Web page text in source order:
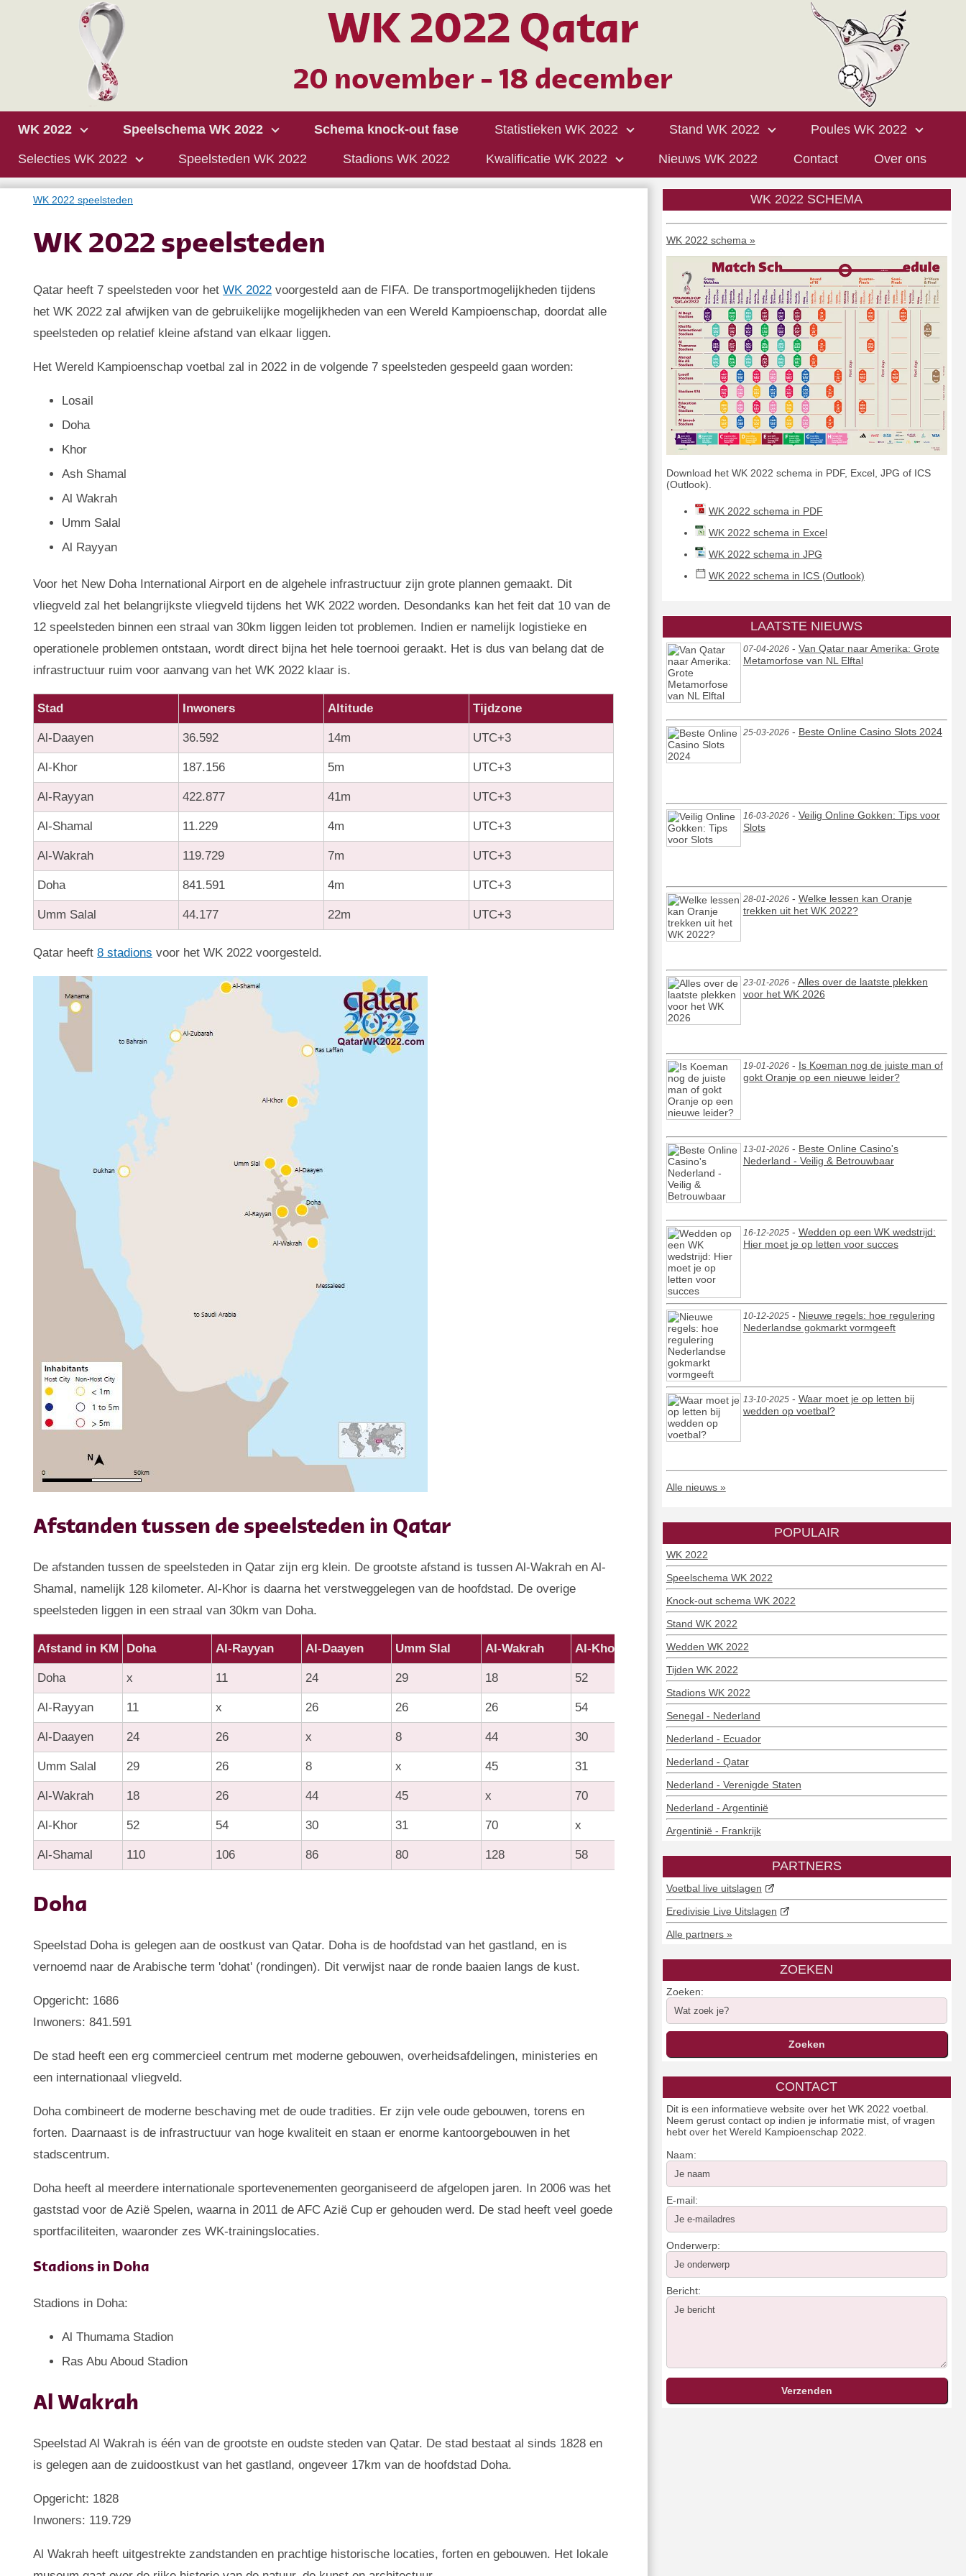
WK 2022 Speelschema WK 2022 Schema knock-out fase Statistieken WK 2022 Stand WK 2022 Poules WK 2022
Selecties WK 2022 Speelsteden WK 2022 Stadions WK 2022 Kwalificatie WK 2022 Nieuws WK 2022 Contact Over ons
WK 2022 speelsteden
WK 2022 speelsteden
Qatar heeft 7 speelsteden voor hetWK 2022 voorgesteld aan de FIFA. De transportmogelijkheden tijdens
het WK 2022 zal afwijken van de gebruikelijke mogelijkheden van een Wereld Kampioenschap, doordat alle
speelsteden op relatief kleine afstand van elkaar liggen.
Het Wereld Kampioenschap voetbal zal in 2022 in de volgende 7 speelsteden gespeeld gaan worden:
Losail
Doha
Khor
Ash Shamal
Al Wakrah
Umm Salal
Al Rayyan
Voor het New Doha International Airport en de algehele infrastructuur zijn grote plannen gemaakt. Dit
vliegveld zal het belangrijkste vliegveld tijdens het WK 2022 worden. Desondanks kan het feit dat 10 van de
12 speelsteden binnen een straal van 30km liggen leiden tot problemen. Indien er namelijk logistieke en
operationele problemen ontstaan, wordt direct bijna het hele toernooi geraakt. Het is dus van belang dat de
infrastructuur ruim voor aanvang van het WK 2022 klaar is.
Stad Inwoners Altitude Tijdzone
Al-Daayen 36.592 14m UTC+3
Al-Khor 187.156 5m UTC+3
Al-Rayyan 422.877 41m UTC+3
Al-Shamal 11.229 4m UTC+3
Al-Wakrah 119.729 7m UTC+3
Doha 841.591 4m UTC+3
Umm Salal 44.177 22m UTC+3
Qatar heeft8 stadions voor het WK 2022 voorgesteld.
Afstanden tussen de speelsteden in Qatar
De afstanden tussen de speelsteden in Qatar zijn erg klein. De grootste afstand is tussen Al-Wakrah en Al-
Shamal, namelijk 128 kilometer. Al-Khor is daarna het verstweggelegen van de hoofdstad. De overige
speelsteden liggen in een straal van 30km van Doha.
Afstand in KM Doha Al-Rayyan Al-Daayen Umm Slal Al-Wakrah Al-Khor Al-Shamal
Doha x 11 24 29 18 52 110
Al-Rayyan 11 x 26 26 26 54 106
Al-Daayen 24 26 x 8 44 30 86
Umm Salal 29 26 8 x 45 31 80
Al-Wakrah 18 26 44 45 x 70 128
Al-Khor 52 54 30 31 70 x 58
Al-Shamal 110 106 86 80 128 58 x
Doha
Speelstad Doha is gelegen aan de oostkust van Qatar. Doha is de hoofdstad van het gastland, en is
vernoemd naar de Arabische term 'dohat' (rondingen). Dit verwijst naar de ronde baaien langs de kust.
Opgericht: 1686
Inwoners: 841.591
De stad heeft een erg commercieel centrum met moderne gebouwen, overheidsafdelingen, ministeries en
een internationaal vliegveld.
Doha combineert de moderne beschaving met de oude tradities. Er zijn vele oude gebouwen, torens en
forten. Daarnaast is de infrastructuur van hoge kwaliteit en staan er enorme kantoorgebouwen in het
stadscentrum.
Doha heeft al meerdere internationale sportevenementen georganiseerd de afgelopen jaren. In 2006 was het
gaststad voor de Azië Spelen, waarna in 2011 de AFC Azië Cup er gehouden werd. De stad heeft veel goede
sportfaciliteiten, waaronder zes WK-trainingslocaties.
Stadions in Doha
Stadions in Doha:
Al Thumama Stadion
Ras Abu Aboud Stadion
Al Wakrah
Speelstad Al Wakrah is één van de grootste en oudste steden van Qatar. De stad bestaat al sinds 1828 en
is gelegen aan de zuidoostkust van het gastland, ongeveer 17km van de hoofdstad Doha.
Opgericht: 1828
Inwoners: 119.729
Al Wakrah heeft uitgestrekte zandstanden en prachtige historische locaties, forten en gebouwen. Het lokale
WK 2022 SCHEMA
WK 2022 schema »
Download het WK 2022 schema in PDF, Excel, JPG of ICS
(Outlook).
WK 2022 schema in PDF
WK 2022 schema in Excel
WK 2022 schema in JPG
WK 2022 schema in ICS (Outlook)
LAATSTE NIEUWS
07-04-2026- Van Qatar naar Amerika: Grote
Metamorfose van NL Elftal
25-03-2026- Beste Online Casino Slots 2024
16-03-2026- Veilig Online Gokken: Tips voor
Slots
28-01-2026- Welke lessen kan Oranje
trekken uit het WK 2022?
23-01-2026- Alles over de laatste plekken
voor het WK 2026
19-01-2026- Is Koeman nog de juiste man of
gokt Oranje op een nieuwe leider?
13-01-2026- Beste Online Casino's
Nederland - Veilig & Betrouwbaar
16-12-2025- Wedden op een WK wedstrijd:
Hier moet je op letten voor succes
10-12-2025- Nieuwe regels: hoe regulering
Nederlandse gokmarkt vormgeeft
13-10-2025- Waar moet je op letten bij
wedden op voetbal?
Alle nieuws »
POPULAIR
WK 2022
Speelschema WK 2022
Knock-out schema WK 2022
Stand WK 2022
Wedden WK 2022
Tijden WK 2022
Stadions WK 2022
Senegal - Nederland
Nederland - Ecuador
Nederland - Qatar
Nederland - Verenigde Staten
Nederland - Argentinië
Argentinië - Frankrijk
PARTNERS
Voetbal live uitslagen
Eredivisie Live Uitslagen
Alle partners »
ZOEKEN
Zoeken:
CONTACT
Dit is een informatieve website over het WK 2022 voetbal.
Neem gerust contact op indien je informatie mist, of vragen
hebt over het Wereld Kampioenschap 2022.
Naam:
E-mail:
Onderwerp:
Bericht: